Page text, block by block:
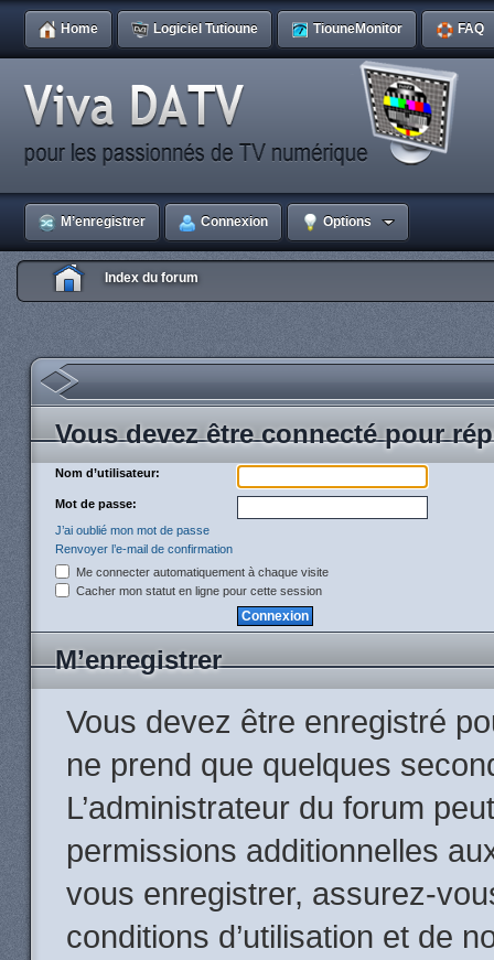
Home Logiciel Tutioune TiouneMonitor FAQ
M’enregistrer Connexion Options
Index du forum
Vous devez être connecté pour
Nom d’utilisateur:
Mot de passe:
J’ai oublié mon mot de passe
Renvoyer l’e-mail de confirmation
Me connecter automatiquement à chaque visite
Cacher mon statut en ligne pour cette session
M’enregistrer
Vous devez être enregistré
ne prend que quelques
L’administrateur du forum
permissions additionnelles
vous enregistrer, assurez-
conditions d’utilisation et de